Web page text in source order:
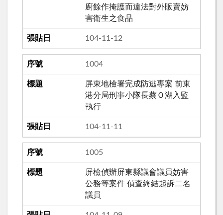
廚餘作掩護而違法對外販賣妨
害衛生之食品
104-11-12
1004
屏東地檢署完成防逃專案 前東
港分局刑事小隊長蔡Ｏ湖入監
執行
104-11-11
1005
屏檢偵辦屏東縣議會議員妨害
公務等案件 偵查終結起訴二名
議員